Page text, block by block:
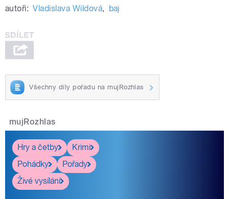
autoři: Vladislava Wildová, baj
Všechny díly pořadu na mujRozhlas
mujRozhlas
Hry a četby
Krimi
Pohádky
Pořady
Živé vysílání